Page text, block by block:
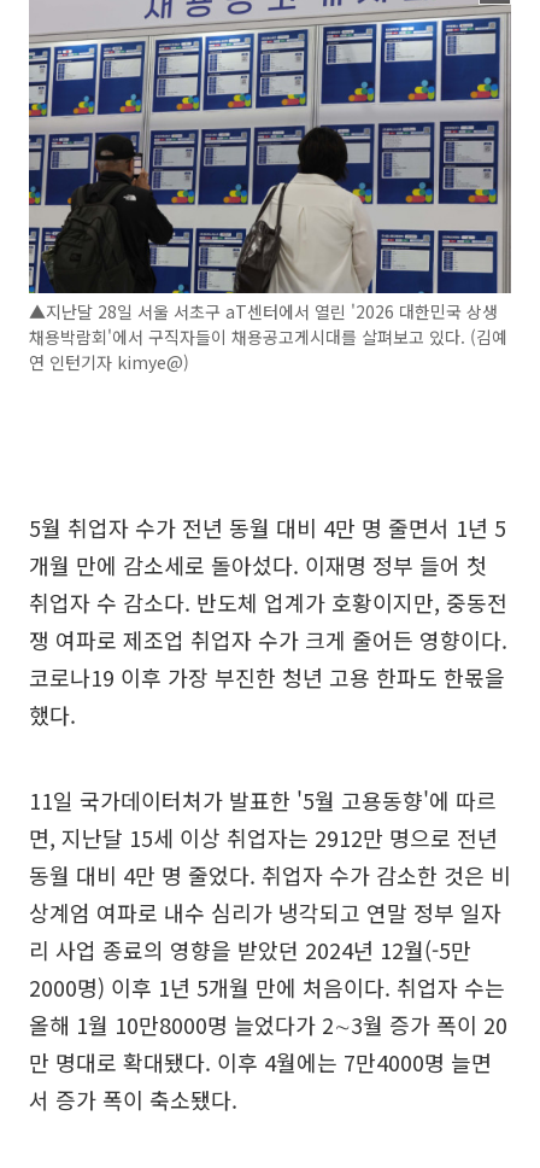
▲지난달 28일 서울 서초구 aT센터에서 열린 '2026 대한민국 상생
채용박람회'에서 구직자들이 채용공고게시대를 살펴보고 있다. (김예
연 인턴기자 kimye@)
5월 취업자 수가 전년 동월 대비 4만 명 줄면서 1년 5
개월 만에 감소세로 돌아섰다. 이재명 정부 들어 첫
취업자 수 감소다. 반도체 업계가 호황이지만, 중동전
쟁 여파로 제조업 취업자 수가 크게 줄어든 영향이다.
코로나19 이후 가장 부진한 청년 고용 한파도 한몫을
했다.
11일 국가데이터처가 발표한 '5월 고용동향'에 따르
면, 지난달 15세 이상 취업자는 2912만 명으로 전년
동월 대비 4만 명 줄었다. 취업자 수가 감소한 것은 비
상계엄 여파로 내수 심리가 냉각되고 연말 정부 일자
리 사업 종료의 영향을 받았던 2024년 12월(-5만
2000명) 이후 1년 5개월 만에 처음이다. 취업자 수는
올해 1월 10만8000명 늘었다가 2∼3월 증가 폭이 20
만 명대로 확대됐다. 이후 4월에는 7만4000명 늘면
서 증가 폭이 축소됐다.